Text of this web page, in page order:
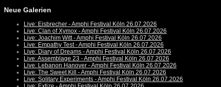
Neue Galerien
Live: Eisbrecher - Amphi Festival Köln 26.07.2026
Live: Clan of Xymox - Amphi Festival Köln 26.07.2026
Live: Joachim Witt - Amphi Festival Köln 26.07.2026
Live: Empathy Test - Amphi Festival Köln 26.07.2026
Live: Diary of Dreams - Amphi Festival Köln 26.07.2026
Live: Assemblage 23 - Amphi Festival Köln 26.07.2026
Live: Lebanon Hanover - Amphi Festival Köln 26.07.2026
Live: The Sweet Kill - Amphi Festival Köln 26.07.2026
Live: Solitary Experiments - Amphi Festival Köln 26.07.2026